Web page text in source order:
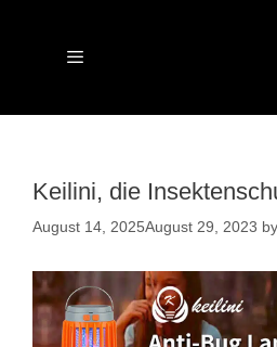
Menu
Keilini, die
August 14, 2025August 29, 2023 by